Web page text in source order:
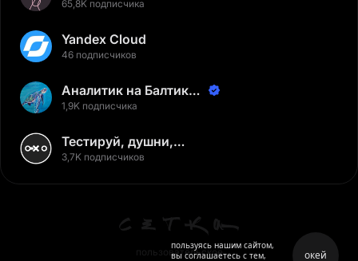
65,8K подписчика
Yandex Cloud
46 подписчиков
Аналитик на Балтике |
Неверов Станислав
1,9K подписчика
Тестируй, душни,
наслаждайся
3,7K подписчиков
пользовательское
пользуясь нашим сайтом,
вы соглашаетесь с тем,
окей